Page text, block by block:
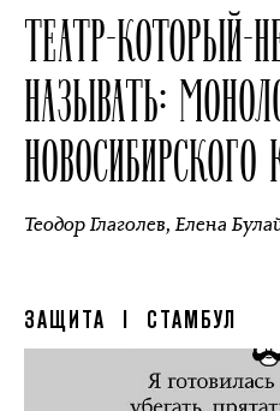
ТЕАТР-КОТОРЫЙ-
НАЗЫВАТЬ:
НОВОСИБИРСКОГО
Теодор Глаголев,Елена
ЗАЩИТА | СТАМБУЛ